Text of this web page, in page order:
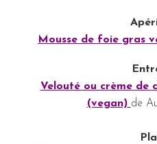
Mousse de foie gras
Velouté ou crème de
(vegan) de